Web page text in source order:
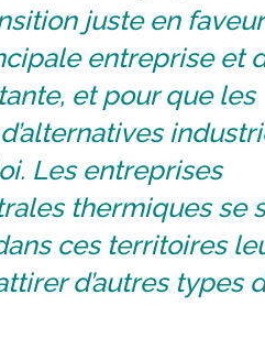
juste en
entreprise et
et pour que les
Les entreprises
thermiques se
ces territoires
d’autres types